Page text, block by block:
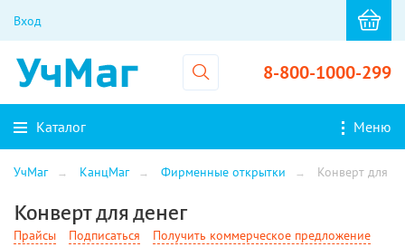
Вход
8-800-1000-299
Каталог Меню
УчМаг КанцМаг Фирменные открытки Конверт для
Конверт для денег
Прайсы Подписаться Получить коммерческое предложение